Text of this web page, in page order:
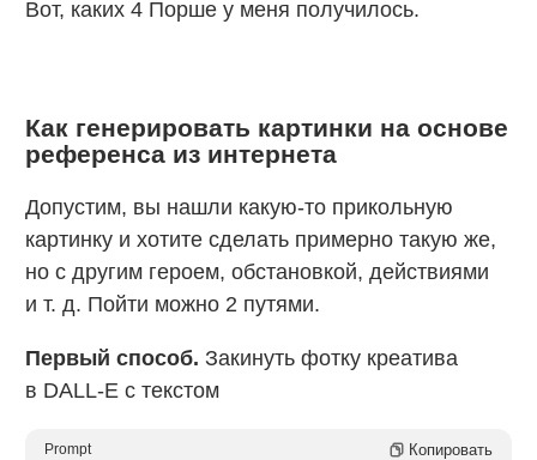
Вот, каких 4 Порше у меня получилось.
Как генерировать картинки на основе
референса из интернета
Допустим, вы нашли какую-то прикольную
картинку и хотите сделать примерно такую же,
но с другим героем, обстановкой, действиями
и т. д. Пойти можно 2 путями.
Первый способ. Закинуть фотку креатива
в DALL-E с текстом
Prompt Копировать